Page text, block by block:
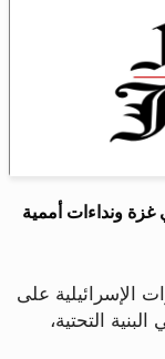
غزة ونداءات أممية
الإسرائيلية على
التحتية،